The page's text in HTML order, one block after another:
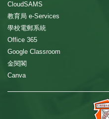
CloudSAMS
教育局 e-Services
學校電郵系統
Office 365
Google Classroom
金閱閣
Canva